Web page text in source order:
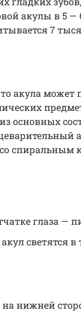
акулы в 5 —
7
акула может
основных
спиральным
глаза —
акул светятся в
нижней